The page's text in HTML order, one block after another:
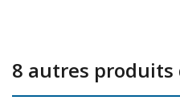
8 autres produits